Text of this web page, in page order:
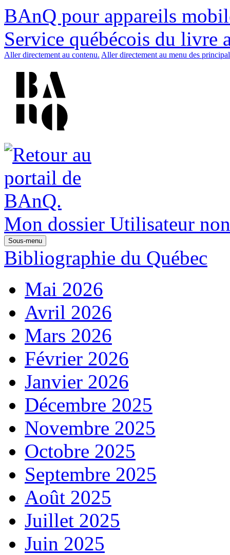
BAnQ pour appareils
Service québécois du livre
Aller directement au contenu. Aller directement au menu des
Mon dossier Utilisateur
Sous-menu
Bibliographie du Québec
Mai 2026
Avril 2026
Mars 2026
Février 2026
Janvier 2026
Décembre 2025
Novembre 2025
Octobre 2025
Septembre 2025
Août 2025
Juillet 2025
Juin 2025